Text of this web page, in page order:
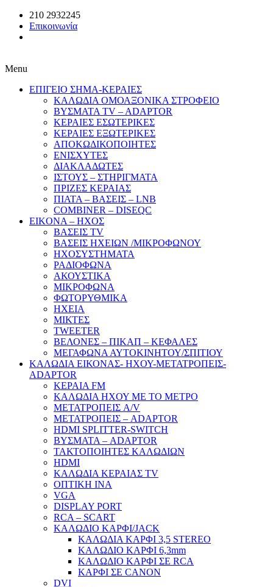
210 2932245
Επικοινωνία
Menu
ΕΠΙΓΕΙΟ ΣΗΜΑ-ΚΕΡΑΙΕΣ
ΚΑΛΩΔΙΑ ΟΜΟΑΞΟΝΙΚΑ ΣΤΡΟΦΕΙΟ
ΒΥΣΜΑΤΑ TV – ADAPTOR
ΚΕΡΑΙΕΣ ΕΣΩΤΕΡΙΚΕΣ
ΚΕΡΑΙΕΣ ΕΞΩΤΕΡΙΚΕΣ
ΑΠΟΚΩΔΙΚΟΠΟΙΗΤΕΣ
ΕΝΙΣΧΥΤΕΣ
ΔΙΑΚΛΑΔΩΤΕΣ
ΙΣΤΟΥΣ – ΣΤΗΡΙΓΜΑΤΑ
ΠΡΙΖΕΣ ΚΕΡΑΙΑΣ
ΠΙΑΤΑ – ΒΑΣΕΙΣ – LNB
COMBINER – DISEQC
EIKONA – ΗΧΟΣ
ΒΑΣΕΙΣ TV
ΒΑΣΕΙΣ ΗΧΕΙΩΝ /ΜΙΚΡΟΦΩΝΟΥ
ΗΧΟΣΥΣΤΗΜΑΤΑ
ΡΑΔΙΟΦΩΝΑ
ΑΚΟΥΣΤΙΚΑ
ΜΙΚΡΟΦΩΝΑ
ΦΩΤΟΡΥΘΜΙΚΑ
ΗΧΕΙΑ
ΜΙΚΤΕΣ
TWEETER
ΒΕΛΟΝΕΣ – ΠΙΚΑΠ – ΚΕΦΑΛΕΣ
ΜΕΓΑΦΩΝΑ ΑΥΤΟΚΙΝΗΤΟΥ/ΣΠΙΤΙΟΥ
ΚΑΛΩΔΙΑ ΕΙΚΟΝΑΣ- ΗΧΟΥ-ΜΕΤΑΤΡΟΠΕΙΣ-
ADAPTOR
ΚΕΡΑΙΑ FM
ΚΑΛΩΔΙΑ ΗΧΟΥ ΜΕ ΤΟ ΜΕΤΡΟ
ΜΕΤΑΤΡΟΠΕΙΣ A/V
ΜΕΤΑΤΡΟΠΕΙΣ – ADAPTOR
HDMI SPLITTER-SWITCH
ΒΥΣΜΑΤΑ – ADAPTOR
ΤΑΚΤΟΠΟΙΗΤΕΣ ΚΑΛΩΔΙΩΝ
HDMI
ΚΑΛΩΔΙΑ ΚΕΡΑΙΑΣ TV
ΟΠΤΙΚΗ ΙΝΑ
VGA
DISPLAY PORT
RCA – SCART
ΚΑΛΩΔΙΟ ΚΑΡΦΙ/JACK
ΚΑΛΩΔΙΑ ΚΑΡΦΙ 3,5 STEREO
ΚΑΛΩΔΙΟ ΚΑΡΦΙ 6,3mm
ΚΑΛΩΔΙΟ ΚΑΡΦΙ ΣΕ RCA
ΚΑΡΦΙ ΣΕ CANON
DVI